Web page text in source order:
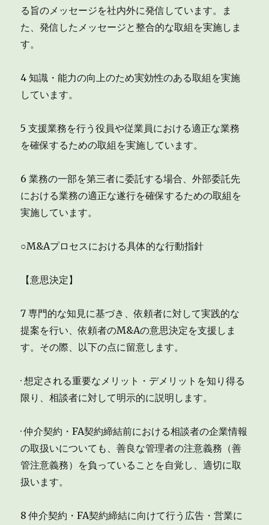
る旨のメッセージを社内外に発信しています。ま
た、発信したメッセージと整合的な取組を実施しま
す。
4 知識・能力の向上のため実効性のある取組を実施
しています。
5 支援業務を行う役員や従業員における適正な業務
を確保するための取組を実施しています。
6 業務の一部を第三者に委託する場合、外部委託先
における業務の適正な遂行を確保するための取組を
実施しています。
○M&Aプロセスにおける具体的な行動指針
【意思決定】
7 専門的な知見に基づき、依頼者に対して実践的な
提案を行い、依頼者のM&Aの意思決定を支援しま
す。その際、以下の点に留意します。
· 想定される重要なメリット・デメリットを知り得る
限り、相談者に対して明示的に説明します。
· 仲介契約・FA契約締結前における相談者の企業情報
の取扱いについても、善良な管理者の注意義務（善
管注意義務）を負っていることを自覚し、適切に取
扱います。
8 仲介契約・FA契約締結に向けて行う広告・営業に